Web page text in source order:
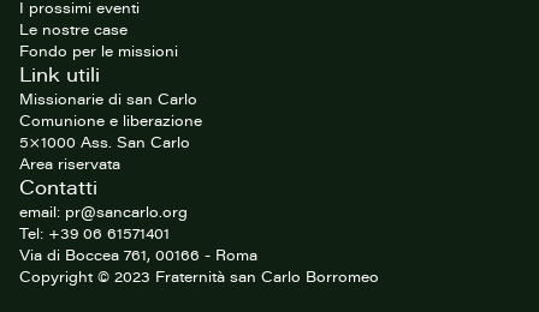
I prossimi eventi
Le nostre case
Fondo per le missioni
Link utili
Missionarie di san Carlo
Comunione e liberazione
5×1000 Ass. San Carlo
Area riservata
Contatti
email: pr@sancarlo.org
Tel: +39 06 61571401
Via di Boccea 761, 00166 - Roma
Copyright © 2023 Fraternità san Carlo Borromeo